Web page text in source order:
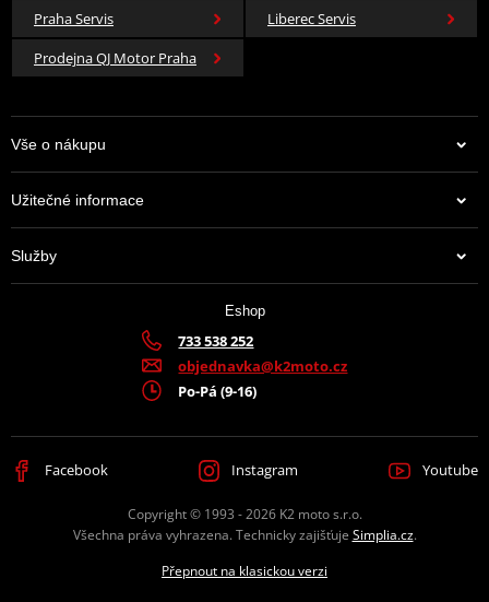
Praha Servis
Liberec Servis
Prodejna QJ Motor Praha
Vše o nákupu
Užitečné informace
Služby
Eshop
733 538 252
objednavka@k2moto.cz
Po-Pá (9-16)
Facebook Instagram Youtube
Copyright © 1993 - 2026 K2 moto s.r.o.
Všechna práva vyhrazena. Technicky zajišťuje Simplia.cz.
Přepnout na klasickou verzi